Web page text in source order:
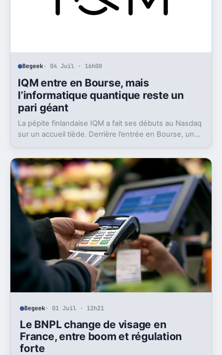
Begeek· 04 Juil · 16h00
IQM entre en Bourse, mais
l’informatique quantique reste un
pari géant
La pépite finlandaise IQM a fait ses débuts au Nasdaq
sur un accueil tiède. Derrière l’entrée en Bourse, un
Begeek· 01 Juil · 12h21
Le BNPL change de visage en
France, entre boom et régulation
forte